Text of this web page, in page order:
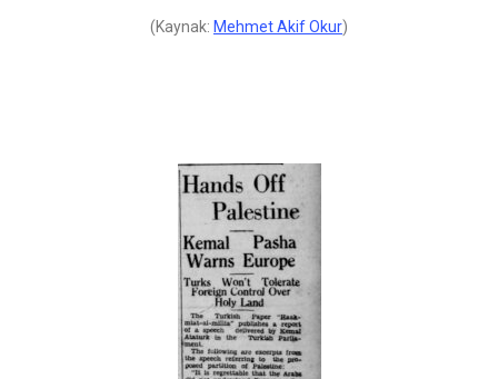
(Kaynak: Mehmet Akif Okur)